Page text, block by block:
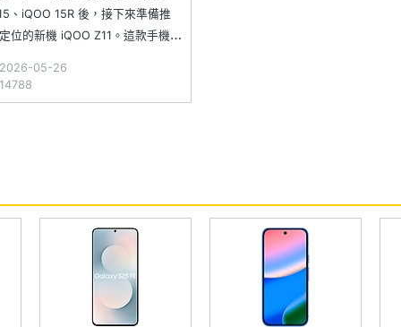
、iQOO 15R 後，接下來準備推
位的新機 iQOO Z11。這款手機最
格。日前（4/27），iQOO 一款
I2512 通過 NCC 認證，經確認
05-26